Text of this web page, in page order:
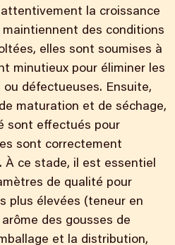
la croissance
des conditions
elles sont soumises à
minutieux pour éliminer les
défectueuses. Ensuite,
maturation et de séchage,
sont effectués pour
sont correctement
À ce stade, il est essentiel
de qualité pour
plus élevées (teneur en
des gousses de
et la distribution,